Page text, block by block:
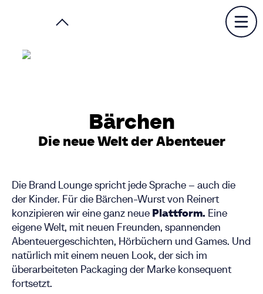
Bärchen
Die neue Welt der Abenteuer
Die Brand Lounge spricht jede Sprache – auch die
der Kinder. Für die Bärchen-Wurst von Reinert
konzipieren wir eine ganz neue Plattform. Eine
eigene Welt, mit neuen Freunden, spannenden
Abenteuergeschichten, Hörbüchern und Games. Und
natürlich mit einem neuen Look, der sich im
überarbeiteten Packaging der Marke konsequent
fortsetzt.